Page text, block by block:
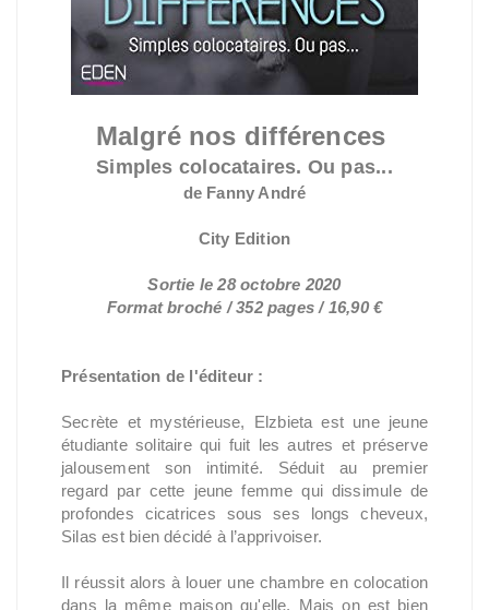
Malgré nos différences
Simples colocataires. Ou pas...
de Fanny André
City Edition
Sortie le 28 octobre 2020
Format broché / 352 pages / 16,90 €
Présentation de l'éditeur :
Secrète et mystérieuse, Elzbieta est une jeune
étudiante solitaire qui fuit les autres et préserve
jalousement son intimité. Séduit au premier
regard par cette jeune femme qui dissimule de
profondes cicatrices sous ses longs cheveux,
Silas est bien décidé à l’apprivoiser.
Il réussit alors à louer une chambre en colocation
dans la même maison qu'elle. Mais on est bien